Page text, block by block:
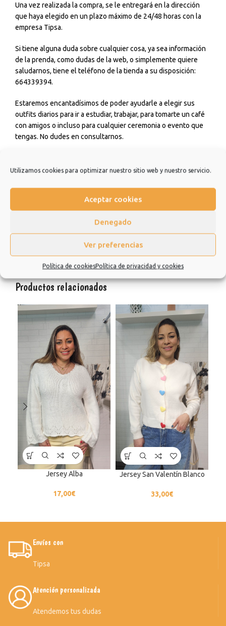
Utilizamos cookies para optimizar nuestro sitio web y nuestro servicio.
Aceptar cookies
Denegado
Ver preferencias
Política de cookiesPolítica de privacidad y cookies
Una vez realizada la compra, se le entregará en la dirección
que haya elegido en un plazo máximo de 24/48 horas con la
empresa Tipsa.
Si tiene alguna duda sobre cualquier cosa, ya sea información
de la prenda, como dudas de la web, o simplemente quiere
saludarnos, tiene el teléfono de la tienda a su disposición:
664339394.
Estaremos encantadísimos de poder ayudarle a elegir sus
outfits diarios para ir a estudiar, trabajar, para tomarte un café
con amigos o incluso para cualquier ceremonia o evento que
tengas. No dudes en consultarnos.
tienda y esperamos que sea una experiencia de la que quiera
Información adicional
Productos relacionados
Jersey Alba
17,00€
Jersey San Valentín Blanco
33,00€
Envíos con
Tipsa
Atención personalizada
Atendemos tus dudas